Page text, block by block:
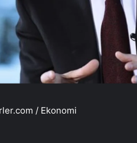
/ Ekonomi